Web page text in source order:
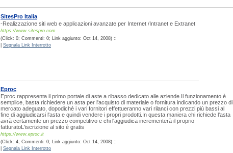
SitesPro Italia
-Realizzazione siti web e applicazioni avanzate per Internet /Intranet e Extranet
https://www.sitespro.com
(Click: 0; Commenti: 0; Link aggiunto: Oct 14, 2008) ::
Segnala Link Interrotto
Eproc
Eproc rappresenta il primo portale di aste a ribasso dedicato alle aziende.Il funzionamento è
semplice, basta richiedere un asta per l'acquisto di materiale o fornitura indicando un prezzo di
mercato adeguato, dopodichè i vari fornitori effettueranno vari rilanci con prezzi più bassi al
fine di aggiudicarsi l'asta e quindi vendere i propri prodotti.In questa maniera chi richiede l'asta
avrà certamente un prezzo competitivo e chi l'aggiudica incrementerà il proprio
fatturatoL'iscrizione al sito è gratis
https://www.eproc.it
(Click: 4; Commenti: 0; Link aggiunto: Oct 14, 2008) ::
Segnala Link Interrotto